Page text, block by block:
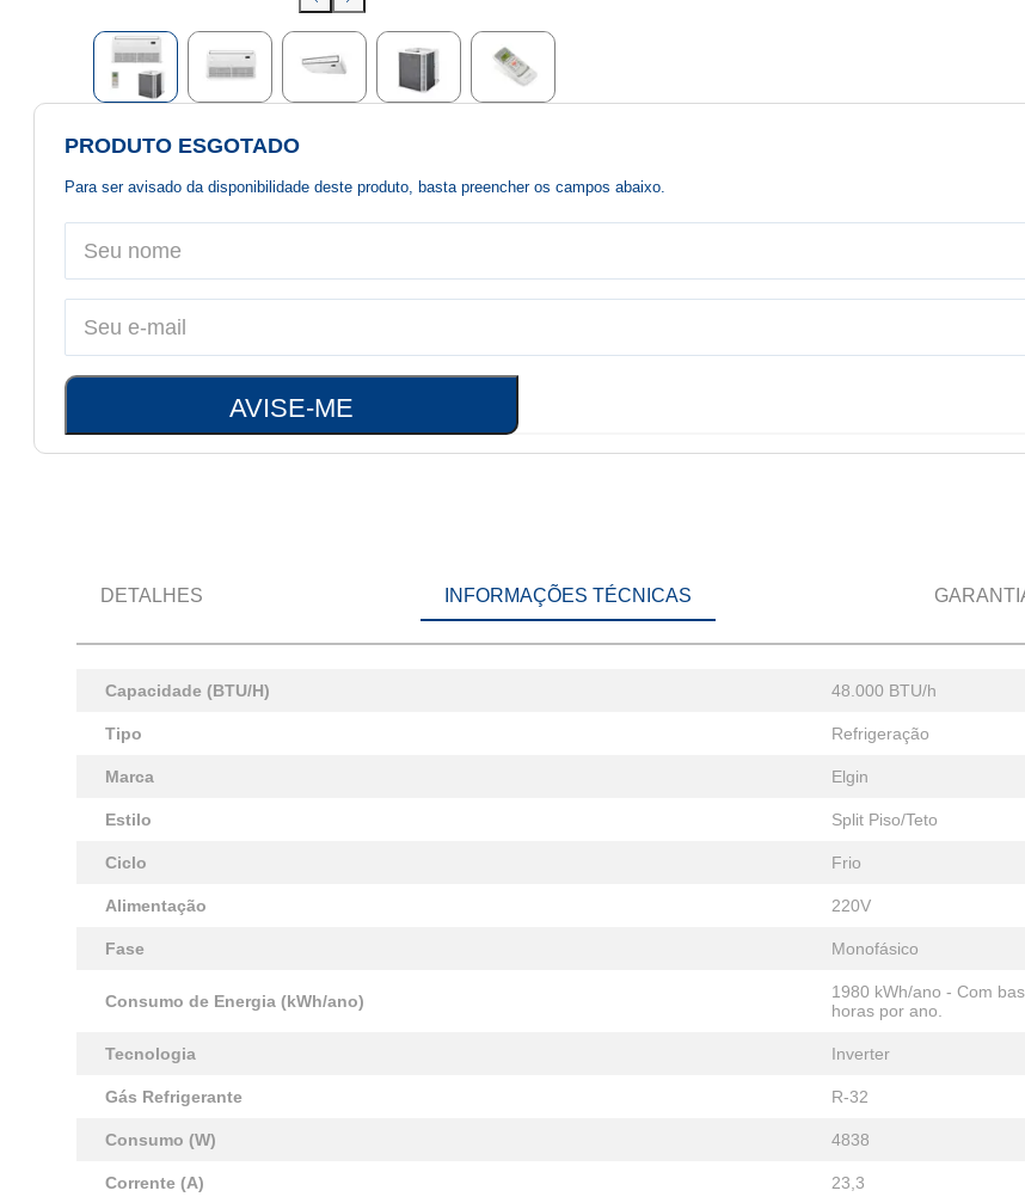
PRODUTO ESGOTADO
Para ser avisado da disponibilidade deste produto, basta preencher os campos abaixo.
AVISE-ME
DETALHES INFORMAÇÕES TÉCNICAS
Capacidade (BTU/H) 48.000 BTU/h
Tipo Refrigeração
Marca Elgin
Estilo Split Piso/Teto
Ciclo Frio
Alimentação 220V
Fase Monofásico
Consumo de Energia (kWh/ano)
1980 kWh/ano - Com
horas por ano.
Tecnologia Inverter
Gás Refrigerante R-32
Consumo (W) 4838
Corrente (A) 23,3